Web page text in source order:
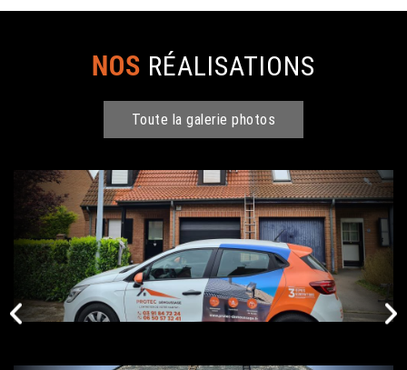
NOS RÉALISATIONS
Toute la galerie photos